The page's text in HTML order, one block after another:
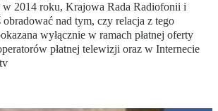
2014 roku, Krajowa Rada Radiofonii i
nad tym, czy relacja z tego
wyłącznie w ramach płatnej oferty
płatnej telewizji oraz w Internecie